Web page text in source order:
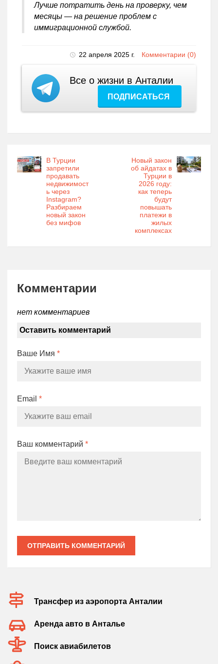
Лучше потратить день на проверку, чем
месяцы — на решение проблем с
иммиграционной службой.
22 апреля 2025 г. Комментарии (0)
Все о жизни в Анталии
ПОДПИСАТЬСЯ
В Турции
запретили
продавать
недвижимост
ь через
Instagram?
Разбираем
новый закон
без мифов
Новый закон
об айдатах в
Турции в
2026 году:
как теперь
будут
повышать
платежи в
жилых
комплексах
Комментарии
нет комментариев
Оставить комментарий
Ваше Имя *
Email *
Ваш комментарий *
ОТПРАВИТЬ КОММЕНТАРИЙ
Трансфер из аэропорта Анталии
Аренда авто в Анталье
Поиск авиабилетов